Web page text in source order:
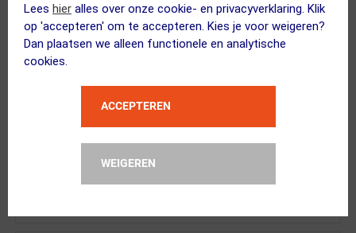
Lees hier alles over onze cookie- en privacyverklaring. Klik
op 'accepteren' om te accepteren. Kies je voor weigeren?
Dan plaatsen we alleen functionele en analytische
cookies.
ACCEPTEREN
WEIGEREN
XAND
Frame Beschermfolie Glans Tr...
Kies alternatief